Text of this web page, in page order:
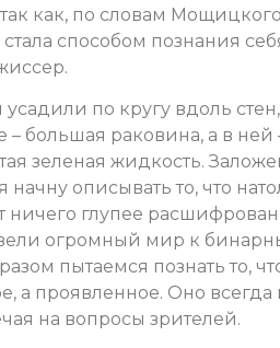
как, по словам
способом познания
по кругу вдоль
большая раковина, а в
зеленая жидкость.
описывать то, что
ничего глупее
огромный мир к
пытаемся познать то,
а проявленное. Оно
на вопросы зрителей.